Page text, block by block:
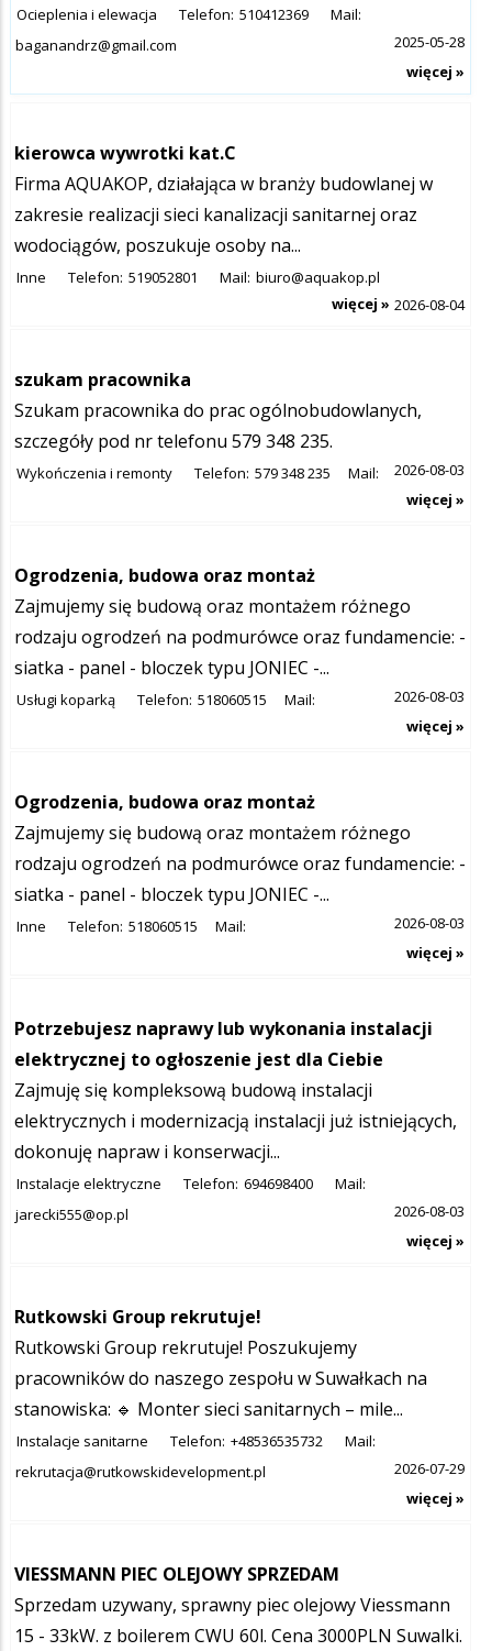
Ocieplenia i elewacja Telefon: 510412369
Mail:
baganandrz@gmail.com
2025-05-28
więcej »
kierowca wywrotki kat.C
Firma AQUAKOP, działająca w branży budowlanej w
zakresie realizacji sieci kanalizacji sanitarnej oraz
wodociągów, poszukuje osoby na...
Inne Telefon: 519052801 Mail: biuro@aquakop.pl
2026-08-04
więcej »
szukam pracownika
Szukam pracownika do prac ogólnobudowlanych,
szczegóły pod nr telefonu 579 348 235.
Wykończenia i remonty Telefon: 579 348 235 Mail:
2026-08-03
więcej »
Ogrodzenia, budowa oraz montaż
Zajmujemy się budową oraz montażem różnego
rodzaju ogrodzeń na podmurówce oraz fundamencie: -
siatka - panel - bloczek typu JONIEC -...
Usługi koparką Telefon: 518060515 Mail:
2026-08-03
więcej »
Ogrodzenia, budowa oraz montaż
Zajmujemy się budową oraz montażem różnego
rodzaju ogrodzeń na podmurówce oraz fundamencie: -
siatka - panel - bloczek typu JONIEC -...
Inne Telefon: 518060515 Mail:
2026-08-03
więcej »
Potrzebujesz naprawy lub wykonania instalacji
elektrycznej to ogłoszenie jest dla Ciebie
Zajmuję się kompleksową budową instalacji
elektrycznych i modernizacją instalacji już istniejących,
dokonuję napraw i konserwacji...
Instalacje elektryczne Telefon: 694698400
Mail:
jarecki555@op.pl
2026-08-03
więcej »
Rutkowski Group rekrutuje!
Rutkowski Group rekrutuje! Poszukujemy
pracowników do naszego zespołu w Suwałkach na
stanowiska: 🔹 Monter sieci sanitarnych – mile...
Instalacje sanitarne Telefon: +48536535732
Mail:
rekrutacja@rutkowskidevelopment.pl
2026-07-29
więcej »
VIESSMANN PIEC OLEJOWY SPRZEDAM
Sprzedam uzywany, sprawny piec olejowy Viessmann
15 - 33kW. z boilerem CWU 60l. Cena 3000PLN Suwalki.